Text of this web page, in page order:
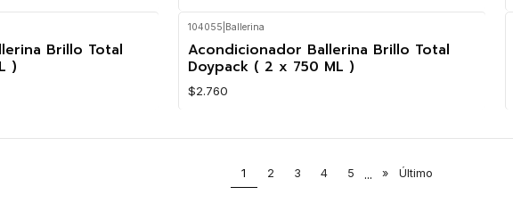
Brillo Total
)
104055 Ballerina
Acondicionador Ballerina Brillo Total
Doypack ( 2 x 750 ML )
$2.760
1 2 3 4 5 ... » Último